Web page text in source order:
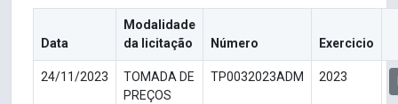
Data
Modalidade
da licitação
Número Exercicio
24/11/2023
TOMADA DE
PREÇOS
TP0032023ADM 2023